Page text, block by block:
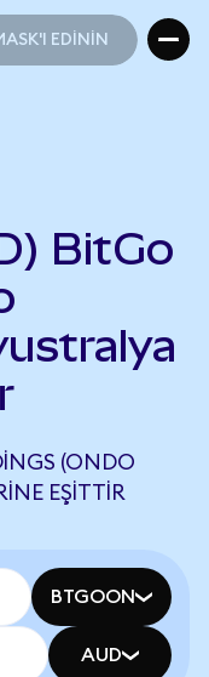
EDİNİN
BitGo
(ONDO
EŞITTIR
BTGOON
AUD